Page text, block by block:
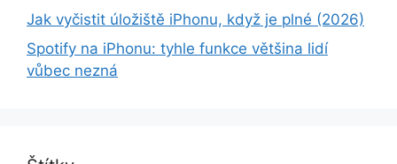
Jak vyčistit úložiště iPhonu, když je plné (2026)
Spotify na iPhonu: tyhle funkce většina lidí
vůbec nezná